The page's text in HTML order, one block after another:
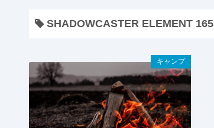
ー
SHADOWCASTER ELEMENT 165
キャンプ